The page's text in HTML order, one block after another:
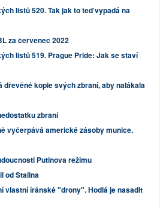
listů 520. Tak jak to teď vypadá na
za červenec 2022
listů 519. Prague Pride: Jak se staví
dřevěné kopie svých zbraní, aby nalákala
zbraní
vyčerpává americké zásoby munice.
Putinova režimu
od Stalina
vlastní íránské "drony". Hodlá je nasadit